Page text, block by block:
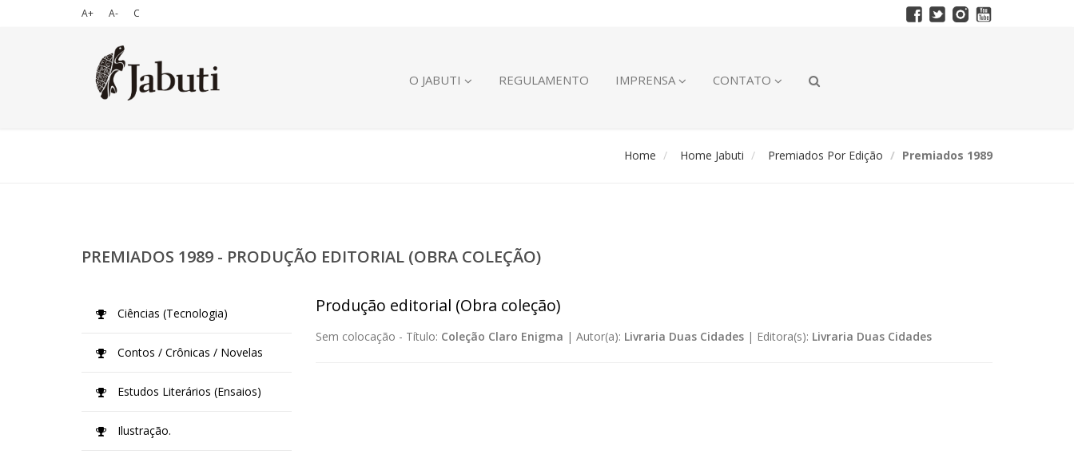
A+ A- C
O JABUTI REGULAMENTO IMPRENSA CONTATO
Home Home Jabuti Premiados Por Edição Premiados 1989
PREMIADOS 1989 - PRODUÇÃO EDITORIAL (OBRA COLEÇÃO)
Produção editorial (Obra coleção)
Sem colocação - Título: Coleção Claro Enigma | Autor(a): Livraria Duas Cidades| Editora(s): Livraria Duas Cidades
Ciências (Tecnologia)
Contos / Crônicas / Novelas
Estudos Literários (Ensaios)
Ilustração.